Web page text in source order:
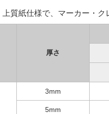
上質紙仕様で、マーカー・
厚さ
3mm
5mm